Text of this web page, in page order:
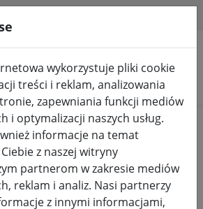
Wróżki
wykorzystuje pliki cookie
treści i reklam, analizowania
zapewniania funkcji mediów
i optymalizacji naszych usług.
informacje na temat
z naszej witryny
partnerom w zakresie mediów
reklam i analiz. Nasi partnerzy
z innymi informacjami,